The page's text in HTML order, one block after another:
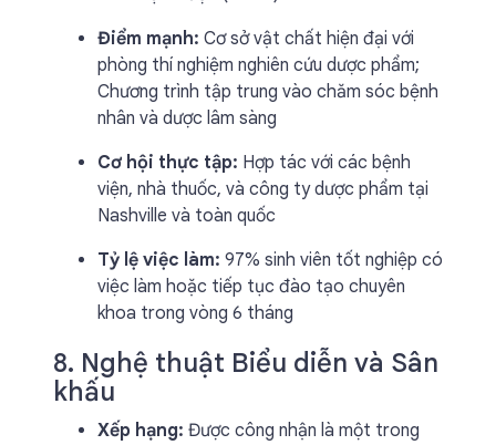
Điểm mạnh: Cơ sở vật chất hiện đại với
phòng thí nghiệm nghiên cứu dược phẩm;
Chương trình tập trung vào chăm sóc bệnh
nhân và dược lâm sàng
Cơ hội thực tập: Hợp tác với các bệnh
viện, nhà thuốc, và công ty dược phẩm tại
Nashville và toàn quốc
Tỷ lệ việc làm: 97% sinh viên tốt nghiệp có
việc làm hoặc tiếp tục đào tạo chuyên
khoa trong vòng 6 tháng
8. Nghệ thuật Biểu diễn và Sân
khấu
Xếp hạng: Được công nhận là một trong